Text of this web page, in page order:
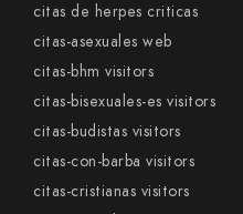
citas de herpes criticas
citas-asexuales web
citas-bhm visitors
citas-bisexuales-es visitors
citas-budistas visitors
citas-con-barba visitors
citas-cristianas visitors